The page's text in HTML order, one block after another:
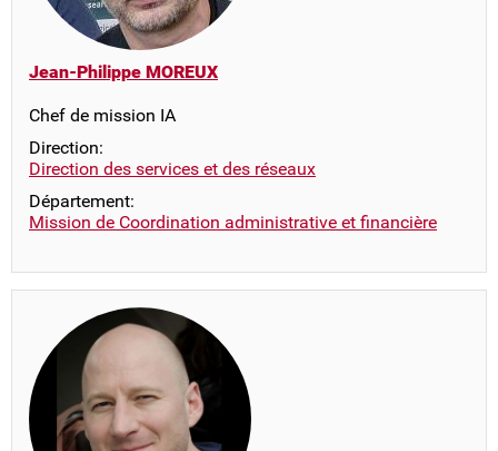
Jean-Philippe MOREUX
Chef de mission IA
Direction:
Direction des services et des réseaux
Département:
Mission de Coordination administrative et financière